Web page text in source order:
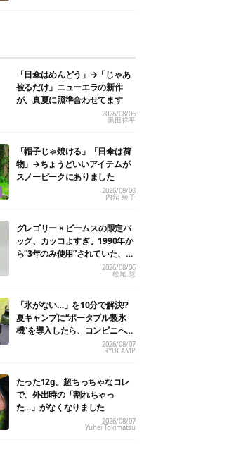
「日傘はめんどう」→「じゃあ
被るだけ」ニューエラの新作
が、真夏に照準合わせてます
2026/08/06
黒田祥平
「帽子じゃ焼ける」「日傘は荷
物」→ちょうどいいアイテムが
スノーピークにありました
2026/08/08
内舘 綾子
グレゴリー × ビームスの限定バ
ッグ、カッコよすぎ。1990年か
ら“3年のみ使用”されていた、紫
2026/08/06
松尾 慧
「氷がない…」を10分で解決!?
夏キャンプに“ポータブル製氷
機”を導入したら、コンビニへ走
2026/08/07
RYUCAMP
たった12g。超ちっちゃなコレ
で、外出時の「割れちゃっ
た…」がなくなりました
2026/08/07
Yuhei Tokimatsu